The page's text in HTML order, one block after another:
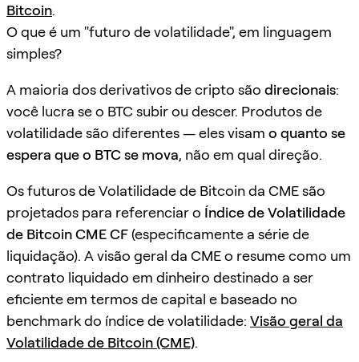
Bitcoin.
O que é um "futuro de volatilidade", em linguagem
simples?
A maioria dos derivativos de cripto são direcionais:
você lucra se o BTC subir ou descer. Produtos de
volatilidade são diferentes — eles visam o quanto se
espera que o BTC se mova, não em qual direção.
Os futuros de Volatilidade de Bitcoin da CME são
projetados para referenciar o Índice de Volatilidade
de Bitcoin CME CF(especificamente a série de
liquidação). A visão geral da CME o resume como um
contrato liquidado em dinheiro destinado a ser
eficiente em termos de capital e baseado no
benchmark do índice de volatilidade: Visão geral da
Volatilidade de Bitcoin (CME).